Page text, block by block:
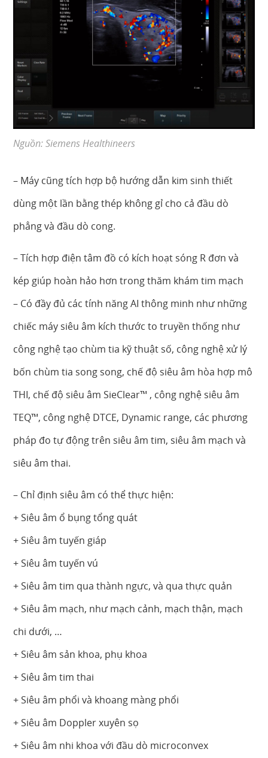
Nguồn: Siemens Healthineers
– Máy cũng tích hợp bộ hướng dẫn kim sinh thiết
dùng một lần bằng thép không gỉ cho cả đầu dò
phẳng và đầu dò cong.
– Tích hợp điện tâm đồ có kích hoạt sóng R đơn và
kép giúp hoàn hảo hơn trong thăm khám tim mạch
– Có đầy đủ các tính năng AI thông minh như những
chiếc máy siêu âm kích thước to truyền thống như
công nghệ tạo chùm tia kỹ thuật số, công nghệ xử lý
bốn chùm tia song song, chế độ siêu âm hòa hợp mô
THI, chế độ siêu âm SieClear™ , công nghệ siêu âm
TEQ™, công nghệ DTCE, Dynamic range, các phương
pháp đo tự động trên siêu âm tim, siêu âm mạch và
siêu âm thai.
– Chỉ định siêu âm có thể thực hiện:
+ Siêu âm ổ bụng tổng quát
+ Siêu âm tuyến giáp
+ Siêu âm tuyến vú
+ Siêu âm tim qua thành ngực, và qua thực quản
+ Siêu âm mạch, như mạch cảnh, mạch thận, mạch
chi dưới, …
+ Siêu âm sản khoa, phụ khoa
+ Siêu âm tim thai
+ Siêu âm phổi và khoang màng phổi
+ Siêu âm Doppler xuyên sọ
+ Siêu âm nhi khoa với đầu dò microconvex